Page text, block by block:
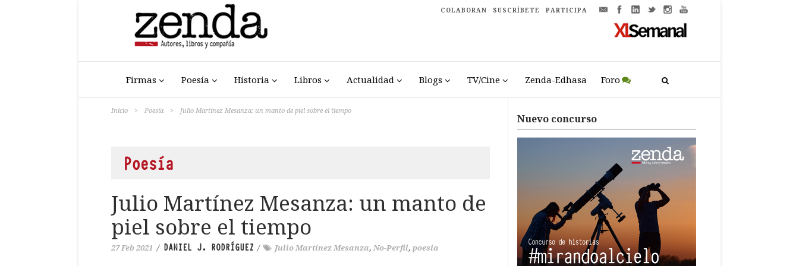
COLABORAN SUSCRÍBETE PARTICIPA
Firmas Poesía Historia Libros Actualidad Blogs TV/Cine Zenda-Edhasa Foro
Inicio > Poesía > Julio Martínez Mesanza: un manto de piel sobre el tiempo
Poesía
Julio Martínez Mesanza: un manto de
piel sobre el tiempo
27 Feb 2021 / DANIEL J. RODRÍGUEZ / Julio Martínez Mesanza, No-Perfil, poesía
Nuevo concurso